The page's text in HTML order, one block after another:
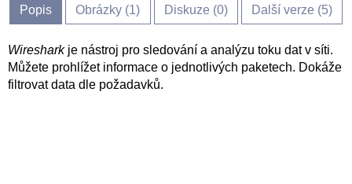
Popis Obrázky (1) Diskuze (0) Další verze (5)
Wiresharkje nástroj pro sledování a analýzu toku dat v síti.
Můžete prohlížet informace o jednotlivých paketech. Dokáže
filtrovat data dle požadavků.